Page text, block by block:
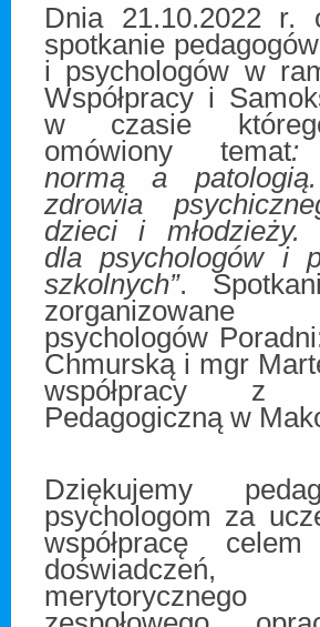
Dnia 21.10.2022 r.
spotkanie
i psychologów w
Współpracy i
w czasie
omówiony temat:
normą a
zdrowia
dzieci i młodzieży.
dla psychologów i
szkolnych”.
psychologów
Chmurską i mgr
współpracy z
Pedagogiczną w
Dziękujemy
psychologom za
współpracę
doświadczeń,